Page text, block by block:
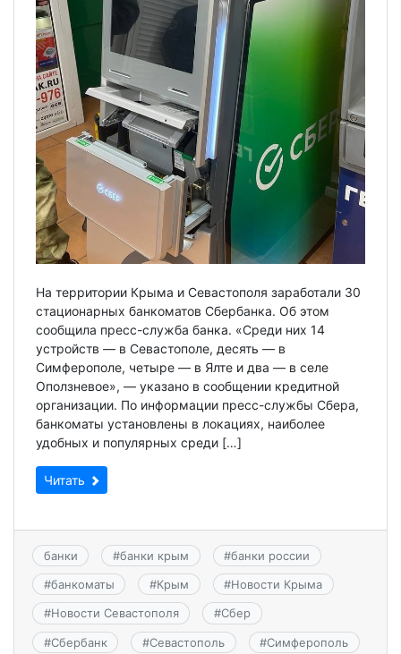
На территории Крыма и Севастополя заработали 30
стационарных банкоматов Сбербанка. Об этом
сообщила пресс-служба банка. «Среди них 14
устройств — в Севастополе, десять — в
Симферополе, четыре — в Ялте и два — в селе
Оползневое», — указано в сообщении кредитной
организации. По информации пресс-службы Сбера,
банкоматы установлены в локациях, наиболее
удобных и популярных среди […]
Читать
банки #банки крым #банки россии
#банкоматы #Крым #Новости Крыма
#Новости Севастополя #Сбер
#Сбербанк #Севастополь #Симферополь